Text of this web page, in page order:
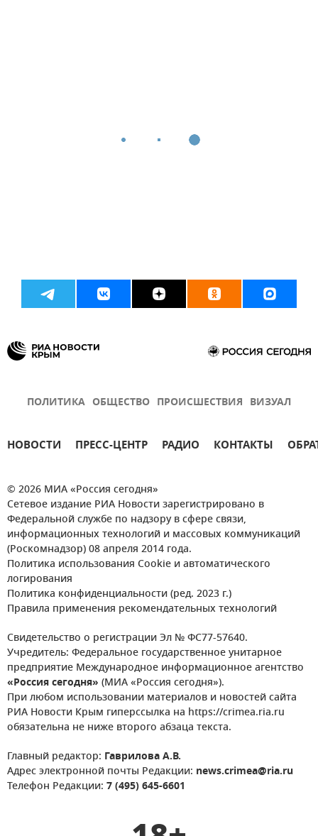
ПОЛИТИКА ОБЩЕСТВО ПРОИСШЕСТВИЯ ВИЗУАЛ
НОВОСТИ ПРЕСС-ЦЕНТР РАДИО КОНТАКТЫ
© 2026 МИА «Россия сегодня»
Сетевое издание РИА Новости зарегистрировано в
Федеральной службе по надзору в сфере связи,
информационных технологий и массовых коммуникаций
(Роскомнадзор) 08 апреля 2014 года.
Политика использования Cookie и автоматического
логирования
Политика конфиденциальности (ред. 2023 г.)
Правила применения рекомендательных технологий
Свидетельство о регистрации Эл № ФС77-57640.
Учредитель: Федеральное государственное унитарное
предприятие Международное информационное агентство
«Россия сегодня» (МИА «Россия сегодня»).
При любом использовании материалов и новостей сайта
РИА Новости Крым гиперссылка на https://crimea.ria.ru
обязательна не ниже второго абзаца текста.
Главный редактор: Гаврилова А.В.
Адрес электронной почты Редакции: news.crimea@ria.ru
Телефон Редакции: 7 (495) 645-6601